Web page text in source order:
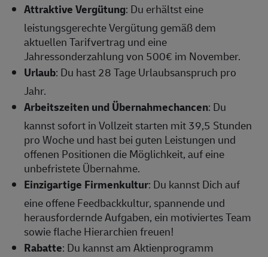
Attraktive Vergütung: Du erhältst eine
leistungsgerechte Vergütung gemäß dem
aktuellen Tarifvertrag und eine
Jahressonderzahlung von 500€ im November.
Urlaub: Du hast 28 Tage Urlaubsanspruch pro
Jahr.
Arbeitszeiten und Übernahmechancen: Du
kannst sofort in Vollzeit starten mit 39,5 Stunden
pro Woche und hast bei guten Leistungen und
offenen Positionen die Möglichkeit, auf eine
unbefristete Übernahme.
Einzigartige Firmenkultur: Du kannst Dich auf
eine offene Feedbackkultur, spannende und
herausfordernde Aufgaben, ein motiviertes Team
sowie flache Hierarchien freuen!
Rabatte: Du kannst am Aktienprogramm